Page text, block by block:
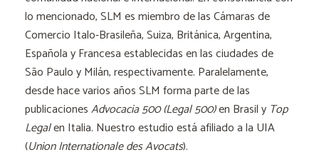
lo mencionado, SLM es miembro de las Cámaras de
Comercio Italo-Brasileña, Suiza, Británica, Argentina,
Española y Francesa establecidas en las ciudades de
São Paulo y Milán, respectivamente. Paralelamente,
desde hace varios años SLM forma parte de las
publicacionesAdvocacia 500 (Legal 500)en Brasil y Top
Legalen Italia. Nuestro estudio está afiliado a la UIA
(Union Internationale des Avocats).